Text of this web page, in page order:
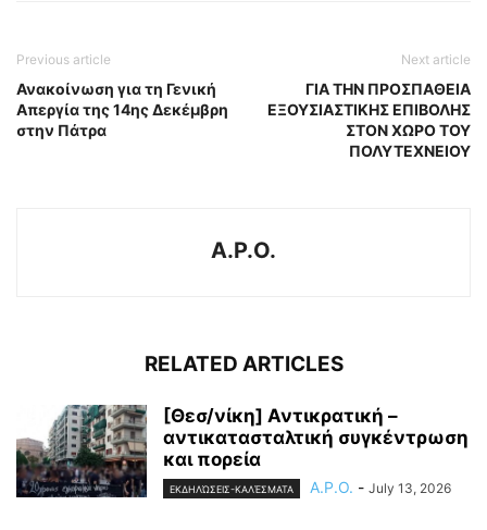
Previous article
Ανακοίνωση για τη Γενική
Απεργία της 14ης Δεκέμβρη
στην Πάτρα
Next article
ΓΙΑ ΤΗΝ ΠΡΟΣΠΑΘΕΙΑ
ΕΞΟΥΣΙΑΣΤΙΚΗΣ ΕΠΙΒΟΛΗΣ
ΣΤΟΝ ΧΩΡΟ ΤΟΥ
ΠΟΛΥΤΕΧΝΕΙΟΥ
A.P.O.
RELATED ARTICLES
[Θεσ/νίκη] Αντικρατική –
αντικατασταλτική συγκέντρωση
και πορεία
ΕΚΔΗΛΏΣΕΙΣ-ΚΑΛΈΣΜΑΤΑ A.P.O. - July 13, 2026